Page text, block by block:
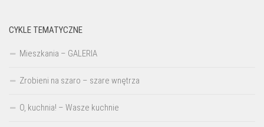
CYKLE TEMATYCZNE
Mieszkania – GALERIA
Zrobieni na szaro – szare wnętrza
O, kuchnia! – Wasze kuchnie